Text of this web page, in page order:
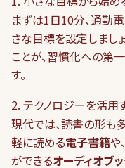
まずは1日10分、通勤
さな目標を設定しまし
ことが、習慣化への第
す。
2. テクノロジーを活用
現代では、読書の形も
軽に読める電子書籍や
ができるオーディオブ